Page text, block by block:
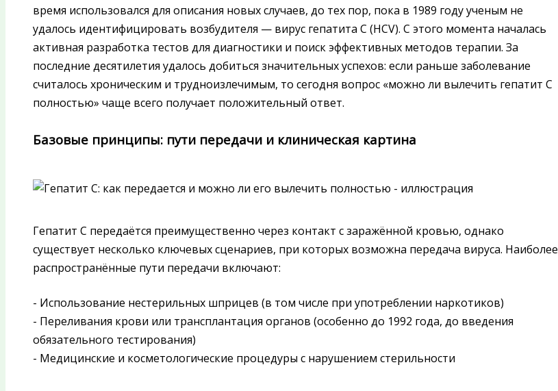
время использовался для описания новых случаев, до тех пор, пока в 1989 году ученым не
удалось идентифицировать возбудителя — вирус гепатита C (HCV). С этого момента началась
активная разработка тестов для диагностики и поиск эффективных методов терапии. За
последние десятилетия удалось добиться значительных успехов: если раньше заболевание
считалось хроническим и трудноизлечимым, то сегодня вопрос «можно ли вылечить гепатит C
полностью» чаще всего получает положительный ответ.
Базовые принципы: пути передачи и клиническая картина
Гепатит C передаётся преимущественно через контакт с заражённой кровью, однако
существует несколько ключевых сценариев, при которых возможна передача вируса. Наиболее
распространённые пути передачи включают:
- Использование нестерильных шприцев (в том числе при употреблении наркотиков)
- Переливания крови или трансплантация органов (особенно до 1992 года, до введения
обязательного тестирования)
- Медицинские и косметологические процедуры с нарушением стерильности